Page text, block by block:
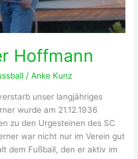
Hoffmann
/Anke Kunz
unser langjähriges
wurde am 21.12.1936
zu den Urgesteinen des SC
war nicht nur im Verein gut
dem Fußball, den er aktiv im